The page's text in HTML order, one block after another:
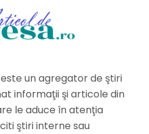
un agregator de ştiri
informaţii şi articole din
le aduce în atenţia
ştiri interne sau